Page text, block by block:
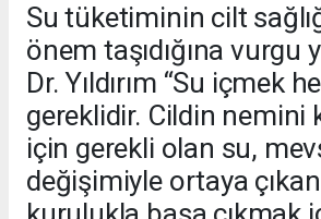
Su tüketiminin cilt
önem taşıdığına vurgu
Dr. Yıldırım “Su içmek
gereklidir. Cildin nemini
için gerekli olan su,
değişimiyle ortaya